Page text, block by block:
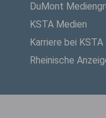
DuMont
KSTA Medien
Karriere bei KSTA
Rheinische